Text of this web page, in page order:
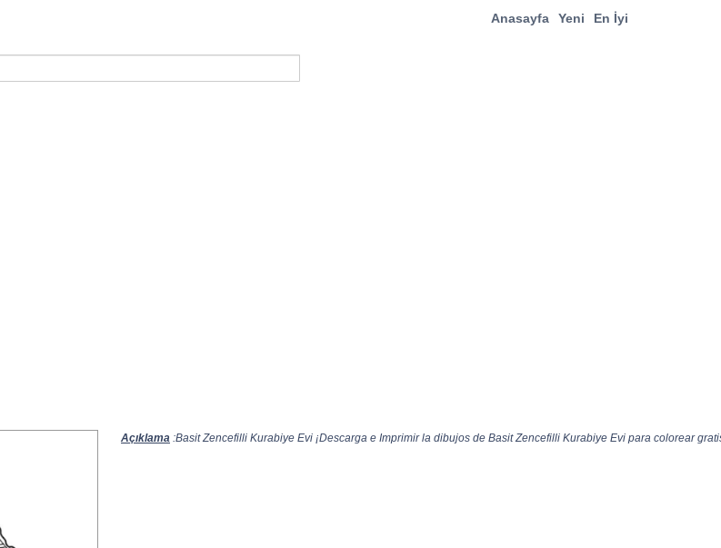
Anasayfa Yeni En İyi
Açıklama :Basit Zencefilli Kurabiye Evi ¡Descarga e Imprimir la dibujos de Basit Zencefilli Kurabiye Evi para colorear